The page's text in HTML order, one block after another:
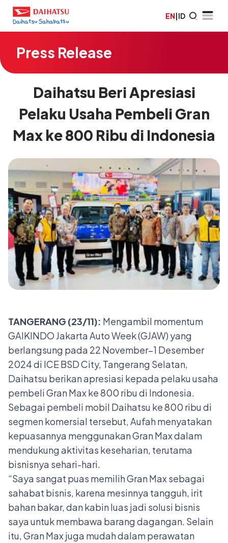
EN|ID
Press Release
Daihatsu Beri Apresiasi
Pelaku Usaha Pembeli Gran
Max ke 800 Ribu di Indonesia
TANGERANG (23/11): Mengambil momentum
GAIKINDO Jakarta Auto Week (GJAW) yang
berlangsung pada 22 November–1 Desember
2024 di ICE BSD City, Tangerang Selatan,
Daihatsu berikan apresiasi kepada pelaku usaha
pembeli Gran Max ke 800 ribu di Indonesia.
Sebagai pembeli mobil Daihatsu ke 800 ribu di
segmen komersial tersebut, Aufah menyatakan
kepuasannya menggunakan Gran Max dalam
mendukung aktivitas keseharian, terutama
bisnisnya sehari-hari.
“Saya sangat puas memilih Gran Max sebagai
sahabat bisnis, karena mesinnya tangguh, irit
bahan bakar, dan kabin luas jadi solusi bisnis
saya untuk membawa barang dagangan. Selain
itu, Gran Max juga mudah dalam perawatan